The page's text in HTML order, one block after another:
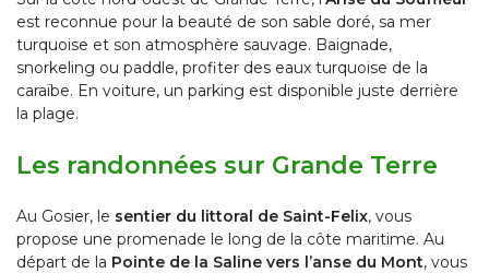
est reconnue pour la beauté de son sable doré, sa mer
turquoise et son atmosphère sauvage. Baignade,
snorkeling ou paddle, profiter des eaux turquoise de la
caraïbe. En voiture, un parking est disponible juste derrière
la plage.
Les randonnées sur Grande Terre
Au Gosier, le sentier du littoral de Saint-Felix, vous
propose une promenade le long de la côte maritime. Au
départ de la Pointe de la Saline vers l’anse du Mont, vous